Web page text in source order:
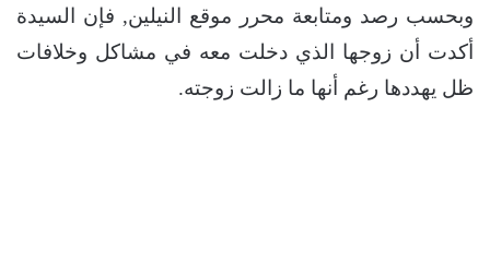
وبحسب رصد ومتابعة محرر موقع النيلين, فإن السيدة
أكدت أن زوجها الذي دخلت معه في مشاكل وخلافات
ظل يهددها رغم أنها ما زالت زوجته.